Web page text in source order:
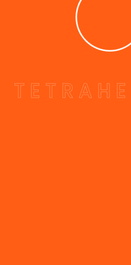
T E T R A H E